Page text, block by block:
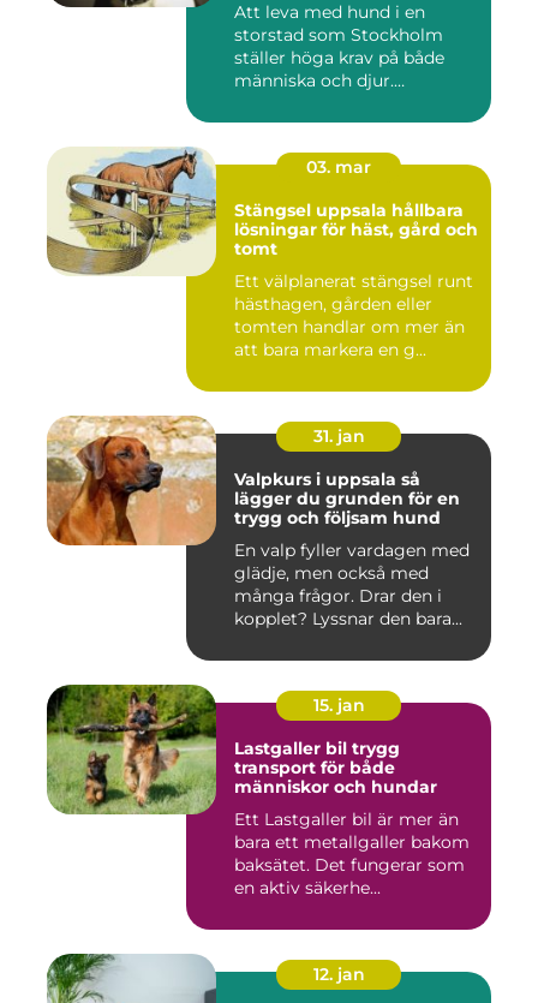
Att leva med hund i en
storstad som Stockholm
ställer höga krav på både
människa och djur.
03. mar
Stängsel uppsala hållbara
lösningar för häst, gård och
tomt
Ett välplanerat stängsel runt
hästhagen, gården eller
tomten handlar om mer än
att bara markera en g...
31. jan
Valpkurs i uppsala så
lägger du grunden för en
trygg och följsam hund
En valp fyller vardagen med
glädje, men också med
många frågor. Drar den i
kopplet? Lyssnar den bara...
15. jan
Lastgaller bil trygg
transport för både
människor och hundar
Ett Lastgaller bil är mer än
bara ett metallgaller bakom
baksätet. Det fungerar som
en aktiv säkerhe...
12. jan